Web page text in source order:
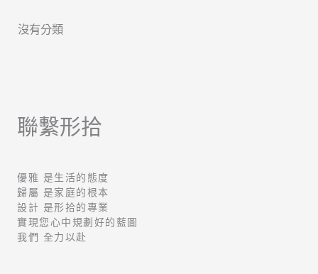
沒有分類
聯繫形拾
優雅 是生活的態度
歸屬 是家庭的根本
設計 是形拾的專業
實現您心中規劃好的藍圖
我們 全力以赴